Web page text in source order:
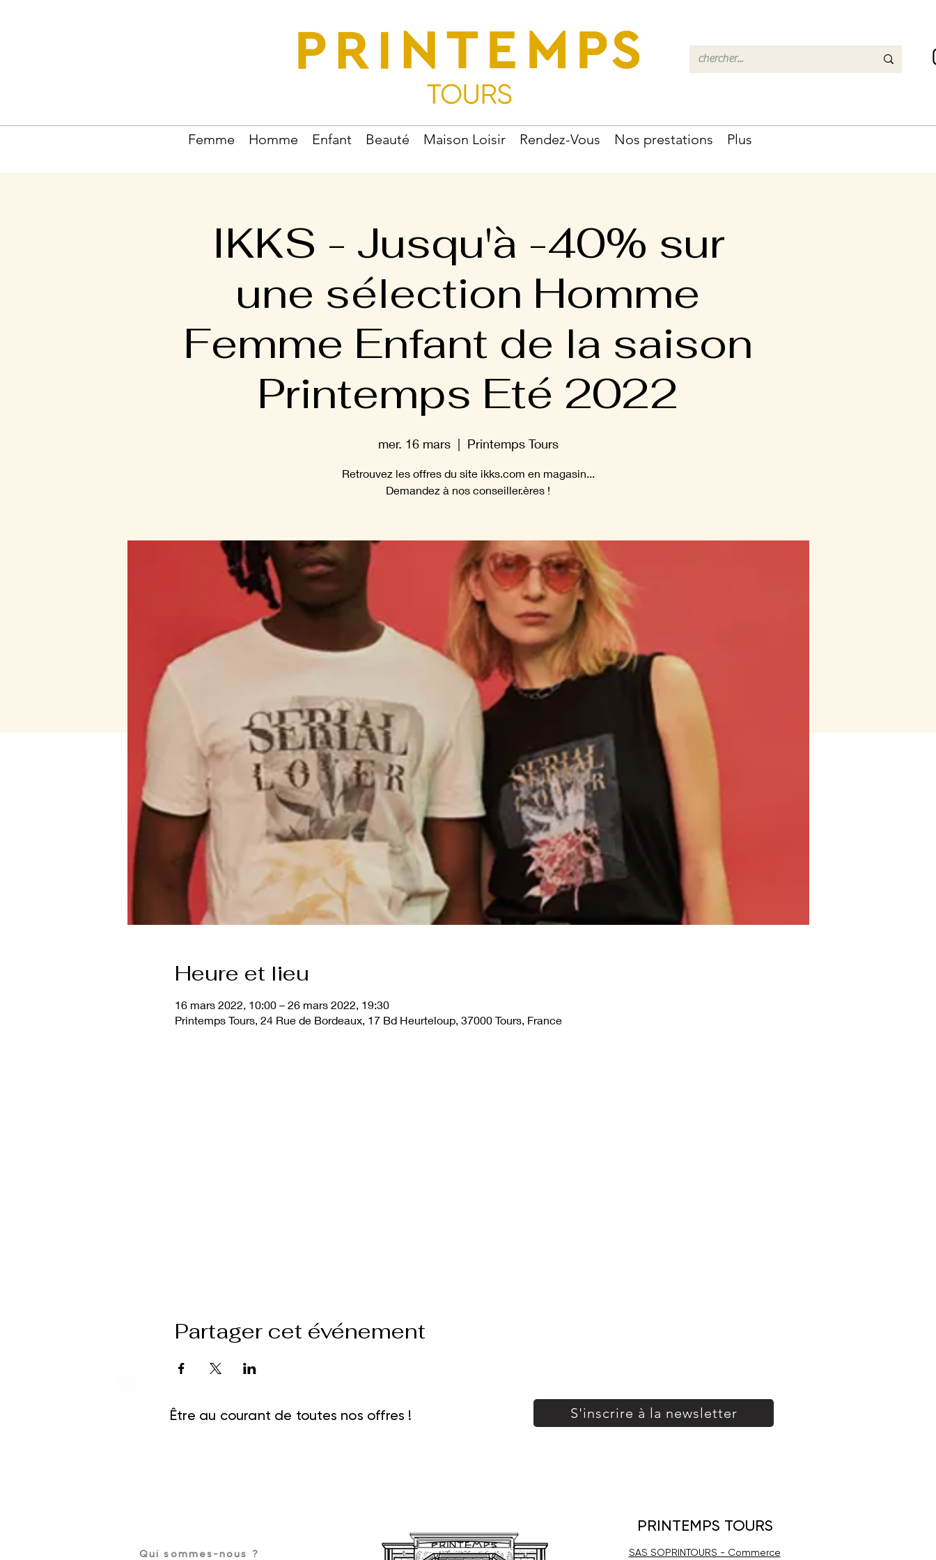
Femme Homme Enfant Beauté Maison Loisir Rendez-Vous Nos prestations Plus
IKKS - Jusqu'à -40% sur
une sélection Homme
Femme Enfant de la saison
Printemps Eté 2022
mer. 16 mars
  |
Printemps Tours
Retrouvez les offres du site ikks.com en magasin...
Demandez à nos conseiller.ères !
Heure et lieu
16 mars 2022, 10:00 – 26 mars 2022, 19:30
Printemps Tours, 24 Rue de Bordeaux, 17 Bd Heurteloup, 37000 Tours, France
Partager cet événement
Être au courant de toutes nos offres ! S'inscrire à la newsletter
Qui sommes-nous ?
PRINTEMPS TOURS
SAS SOPRINTOURS - Commerce